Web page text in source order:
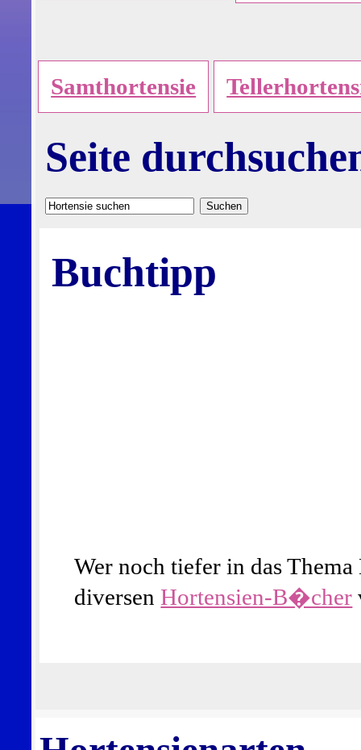
Samthortensie
Seite
Buchtipp
Wer noch tiefer in das
diversen Hortensien-B�cher